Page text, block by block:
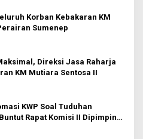
Korban Kebakaran KM
Sumenep
Direksi Jasa Raharja
KM Mutiara Sentosa II
KWP Soal Tuduhan
Rapat Komisi II Dipimpin